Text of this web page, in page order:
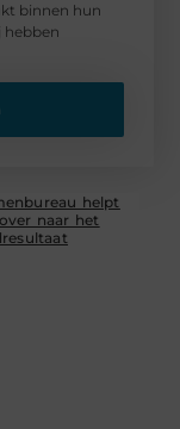
binnen hun
hebben
helpt
naar het